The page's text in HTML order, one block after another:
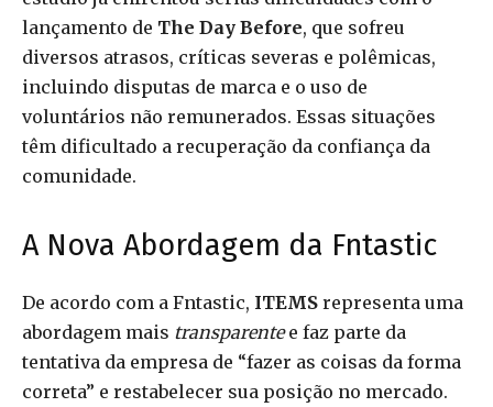
lançamento de The Day Before, que sofreu
diversos atrasos, críticas severas e polêmicas,
incluindo disputas de marca e o uso de
voluntários não remunerados. Essas situações
têm dificultado a recuperação da confiança da
comunidade.
A Nova Abordagem da Fntastic
De acordo com a Fntastic, ITEMS representa uma
abordagem mais transparentee faz parte da
tentativa da empresa de “fazer as coisas da forma
correta” e restabelecer sua posição no mercado.